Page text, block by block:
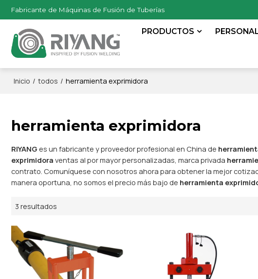
Fabricante de Máquinas de Fusión de Tuberías
PRODUCTOS
Inicio / todos / herramienta exprimidora
herramienta exprimidora
RIYANG es un fabricante y proveedor profesional en China de
exprimidora ventas al por mayor personalizadas, marca privada
contrato. Comuníquese con nosotros ahora para obtener la mejor
manera oportuna, no somos el precio más bajo de herramienta
3 resultados